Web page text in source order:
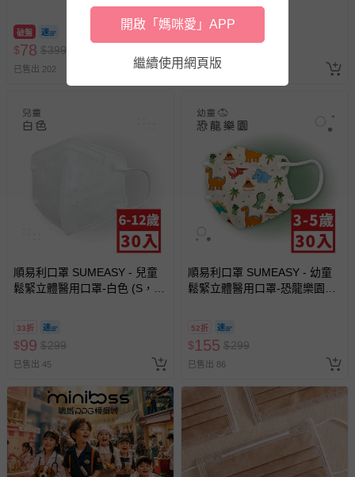
破盤
$78 $399
已售出 202
(M(10.5cm x 13cm ± 5%))-30
入
33折
已售出 28
順易利口罩 SUMEASY - 兒童
鬆緊立體醫用口罩-白色 (S，約
33折
$99 $299
已售出 45
順易利口罩 SUMEASY - 幼童
鬆緊立體醫用口罩-恐龍樂園
52折
$155 $299
已售出 86
開啟「媽咪愛」APP
繼續使用網頁版